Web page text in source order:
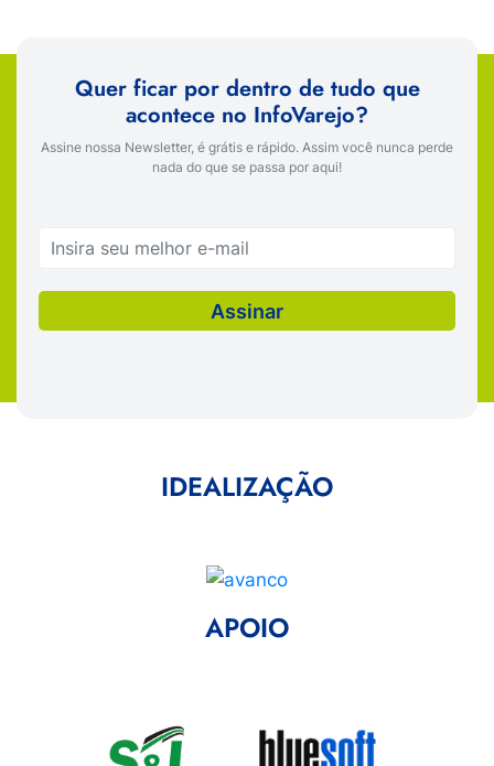
Quer ficar por dentro de tudo que
acontece no InfoVarejo?
Assine nossa Newsletter, é grátis e rápido. Assim você nunca perde
nada do que se passa por aqui!
IDEALIZAÇÃO
APOIO